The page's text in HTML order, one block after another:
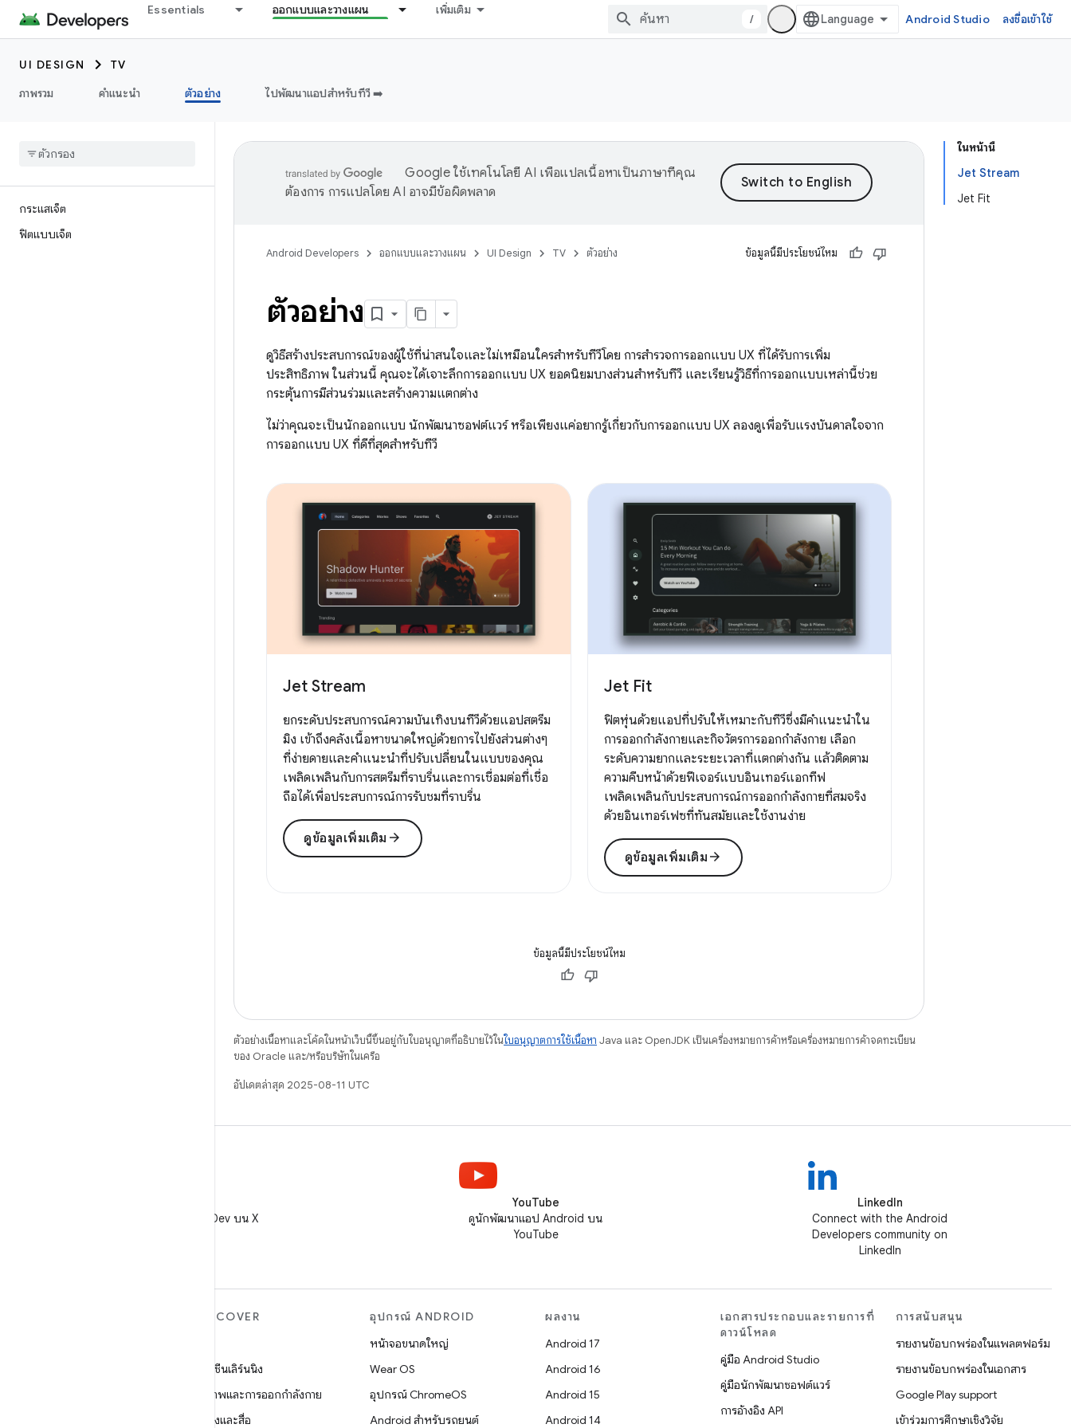
Essentials ออกแบบและวางแผน เพิ่มเติม
/ Android Studio ลงชื่อเข้าใช้
UI DESIGN
TV
ภาพรวม
คำแนะนำ ตัวอย่าง ไปพัฒนาแอปสำหรับทีวี ➡️
กระแสเจ็ต
ฟิตแบบเจ็ต
ในหน้านี้
Jet Stream
Jet Fit
Google ใช้เทคโนโลยี AI เพื่อแปลเนื้อหาเป็นภาษาที่คุณ
ต้องการ การแปลโดย AI อาจมีข้อผิดพลาด
Android Developers ออกแบบและวางแผน UI Design TV ตัวอย่าง ข้อมูลนี้มีประโยชน์ไหม
ตัวอย่าง
ดูวิธีสร้างประสบการณ์ของผู้ใช้ที่น่าสนใจและไม่เหมือนใครสำหรับทีวีโดย การสำรวจการออกแบบ UX ที่ได้รับการเพิ่ม
ประสิทธิภาพ ในส่วนนี้ คุณจะได้เจาะลึกการออกแบบ UX ยอดนิยมบางส่วนสำหรับทีวี และเรียนรู้วิธีที่การออกแบบเหล่านี้ช่วย
กระตุ้นการมีส่วนร่วมและสร้างความแตกต่าง
ไม่ว่าคุณจะเป็นนักออกแบบ นักพัฒนาซอฟต์แวร์ หรือเพียงแค่อยากรู้เกี่ยวกับการออกแบบ UX ลองดูเพื่อรับแรงบันดาลใจจาก
การออกแบบ UX ที่ดีที่สุดสำหรับทีวี
Jet Stream
ยกระดับประสบการณ์ความบันเทิงบนทีวีด้วยแอปสตรีม
มิง เข้าถึงคลังเนื้อหาขนาดใหญ่ด้วยการไปยังส่วนต่างๆ
ที่ง่ายดายและคำแนะนำที่ปรับเปลี่ยนในแบบของคุณ
เพลิดเพลินกับการสตรีมที่ราบรื่นและการเชื่อมต่อที่เชื่อ
ถือได้เพื่อประสบการณ์การรับชมที่ราบรื่น
ดูข้อมูลเพิ่มเติม arrow_forward
Jet Fit
ฟิตหุ่นด้วยแอปที่ปรับให้เหมาะกับทีวีซึ่งมีคำแนะนำใน
การออกกำลังกายและกิจวัตรการออกกำลังกาย เลือก
ระดับความยากและระยะเวลาที่แตกต่างกัน แล้วติดตาม
ความคืบหน้าด้วยฟีเจอร์แบบอินเทอร์แอกทีฟ
เพลิดเพลินกับประสบการณ์การออกกำลังกายที่สมจริง
ด้วยอินเทอร์เฟซที่ทันสมัยและใช้งานง่าย
ดูข้อมูลเพิ่มเติม arrow_forward
ข้อมูลนี้มีประโยชน์ไหม
ตัวอย่างเนื้อหาและโค้ดในหน้าเว็บนี้ขึ้นอยู่กับใบอนุญาตที่อธิบายไว้ในใบอนุญาตการใช้เนื้อหา Java และ OpenJDK เป็นเครื่องหมายการค้าหรือเครื่องหมายการค้าจดทะเบียน
ของ Oracle และ/หรือบริษัทในเครือ
อัปเดตล่าสุด 2025-08-11 UTC
ติดตาม @AndroidDev บน X
YouTube
ดูนักพัฒนาแอป Android บน
YouTube
LinkedIn
Connect with the Android
Developers community on
LinkedIn
DISCOVER
แมชชีนเลิร์นนิง
สุขภาพและการออกกำลังกาย
กล้องและสื่อ
อุปกรณ์ ANDROID
หน้าจอขนาดใหญ่
Wear OS
อุปกรณ์ ChromeOS
Android สำหรับรถยนต์
ผลงาน
Android 17
Android 16
Android 15
Android 14
เอกสารประกอบและรายการที่
ดาวน์โหลด
คู่มือ Android Studio
คู่มือนักพัฒนาซอฟต์แวร์
การอ้างอิง API
การสนับสนุน
รายงานข้อบกพร่องในแพลตฟอร์ม
รายงานข้อบกพร่องในเอกสาร
Google Play support
เข้าร่วมการศึกษาเชิงวิจัย